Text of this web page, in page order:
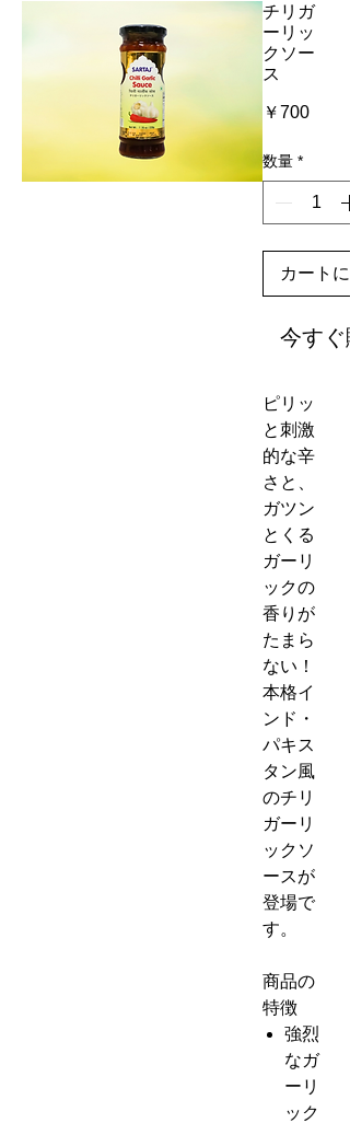
チリガ
ーリッ
クソー
ス
￥700価
数量 *
カート
今すぐ
ピリッ
と刺激
的な辛
さと、
ガツン
とくる
ガーリ
ックの
香りが
たまら
ない！
本格イ
ンド・
パキス
タン風
のチリ
ガーリ
ックソ
ースが
登場で
す。
商品の
特徴
強烈
なガ
ーリ
ック